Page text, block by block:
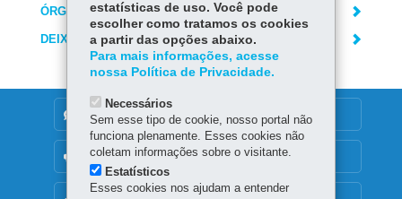
ÓRGÃO RESPONSÁVEL
DEIXE SUA OPINIÃO
DENUNCIE CORRUPÇÃO
OUVIDORIA
estatísticas de uso. Você pode
escolher como tratamos os cookies
a partir das opções abaixo.
Para mais informações, acesse
nossa Política de Privacidade.
Necessários
Sem esse tipo de cookie, nosso portal não
funciona plenamente. Esses cookies não
coletam informações sobre o visitante.
Estatísticos
Esses cookies nos ajudam a entender